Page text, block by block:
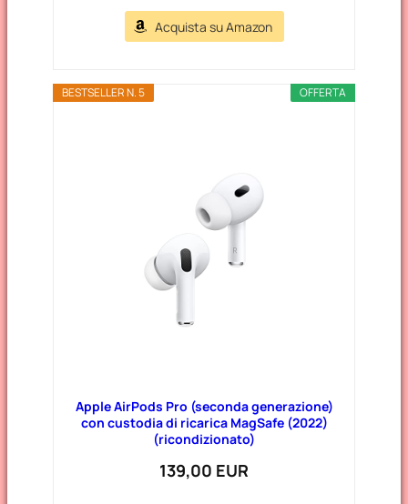
Acquista su Amazon
OFFERTA
BESTSELLER N. 5
Apple AirPods Pro (seconda generazione)
con custodia di ricarica MagSafe (2022)
(ricondizionato)
139,00 EUR